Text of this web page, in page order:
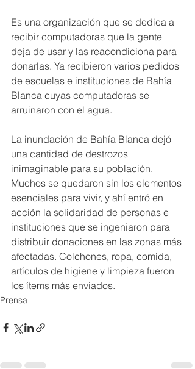
Es una organización que se dedica a
recibir computadoras que la gente
deja de usar y las reacondiciona para
donarlas. Ya recibieron varios pedidos
de escuelas e instituciones de Bahía
Blanca cuyas computadoras se
arruinaron con el agua.
La inundación de Bahía Blanca dejó
una cantidad de destrozos
inimaginable para su población.
Muchos se quedaron sin los elementos
esenciales para vivir, y ahí entró en
acción la solidaridad de personas e
instituciones que se ingeniaron para
distribuir donaciones en las zonas más
afectadas. Colchones, ropa, comida,
artículos de higiene y limpieza fueron
los ítems más enviados.
Prensa